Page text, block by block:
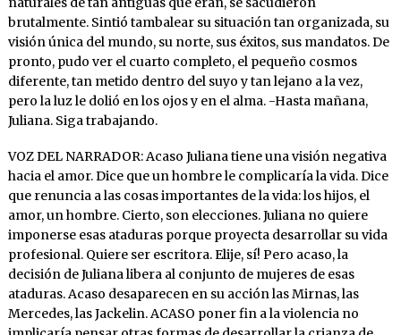
brutalmente. Sintió tambalear su situación tan organizada, su
visión única del mundo, su norte, sus éxitos, sus mandatos. De
pronto, pudo ver el cuarto completo, el pequeño cosmos
diferente, tan metido dentro del suyo y tan lejano a la vez,
pero la luz le dolió en los ojos y en el alma. -Hasta mañana,
Juliana. Siga trabajando.
VOZ DEL NARRADOR: Acaso Juliana tiene una visión negativa
hacia el amor. Dice que un hombre le complicaría la vida. Dice
que renuncia a las cosas importantes de la vida: los hijos, el
amor, un hombre. Cierto, son elecciones. Juliana no quiere
imponerse esas ataduras porque proyecta desarrollar su vida
profesional. Quiere ser escritora. Elije, sí! Pero acaso, la
decisión de Juliana libera al conjunto de mujeres de esas
ataduras. Acaso desaparecen en su acción las Mirnas, las
Mercedes, las Jackelin. ACASO poner fin a la violencia no